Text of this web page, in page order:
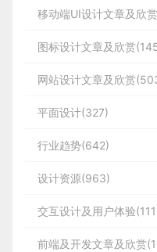
移动端UI设计文章及欣
图标设计文章及欣赏
网站设计文章及欣赏
平面设计(327)
行业趋势(642)
设计资源(963)
交互设计及用户体验
前端及开发文章及欣赏